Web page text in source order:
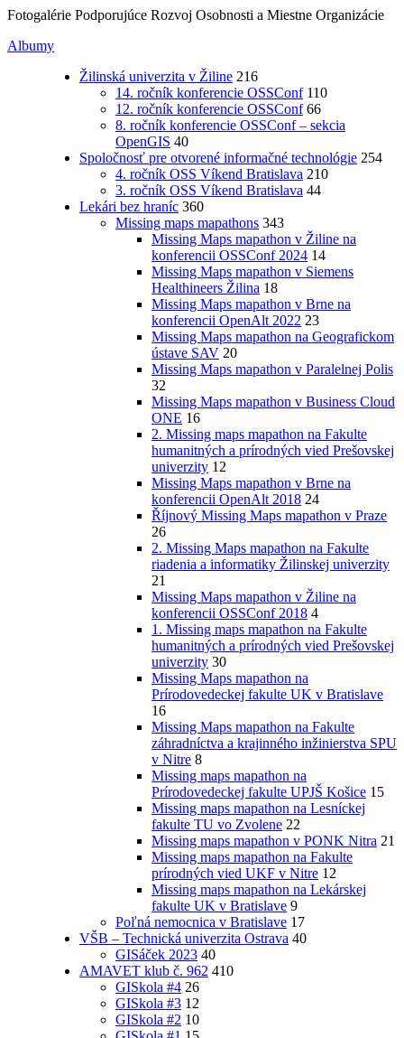
Fotogalérie Podporujúce Rozvoj Osobnosti a Miestne Organizácie
Albumy
Žilinská univerzita v Žiline 216
14. ročník konferencie OSSConf 110
12. ročník konferencie OSSConf 66
8. ročník konferencie OSSConf – sekcia
OpenGIS 40
Spoločnosť pre otvorené informačné technológie 254
4. ročník OSS Víkend Bratislava 210
3. ročník OSS Víkend Bratislava 44
Lekári bez hraníc 360
Missing maps mapathons 343
Missing Maps mapathon v Žiline na
konferencii OSSConf 2024 14
Missing Maps mapathon v Siemens
Healthineers Žilina 18
Missing Maps mapathon v Brne na
konferencii OpenAlt 2022 23
Missing Maps mapathon na Geografickom
ústave SAV 20
Missing Maps mapathon v Paralelnej Polis
32
Missing Maps mapathon v Business Cloud
ONE 16
2. Missing maps mapathon na Fakulte
humanitných a prírodných vied Prešovskej
univerzity 12
Missing Maps mapathon v Brne na
konferencii OpenAlt 2018 24
Říjnový Missing Maps mapathon v Praze
26
2. Missing Maps mapathon na Fakulte
riadenia a informatiky Žilinskej univerzity
21
Missing Maps mapathon v Žiline na
konferencii OSSConf 2018 4
1. Missing maps mapathon na Fakulte
humanitných a prírodných vied Prešovskej
univerzity 30
Missing Maps mapathon na
Prírodovedeckej fakulte UK v Bratislave
16
Missing Maps mapathon na Fakulte
záhradníctva a krajinného inžinierstva SPU
v Nitre 8
Missing maps mapathon na
Prírodovedeckej fakulte UPJŠ Košice 15
Missing maps mapathon na Lesníckej
fakulte TU vo Zvolene 22
Missing maps mapathon v PONK Nitra 21
Missing maps mapathon na Fakulte
prírodných vied UKF v Nitre 12
Missing maps mapathon na Lekárskej
fakulte UK v Bratislave 9
Poľná nemocnica v Bratislave 17
VŠB – Technická univerzita Ostrava 40
GISáček 2023 40
AMAVET klub č. 962 410
GISkola #4 26
GISkola #3 12
GISkola #2 10